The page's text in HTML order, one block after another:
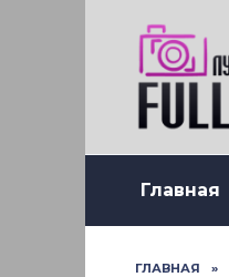
Главная
ГЛАВНАЯ »